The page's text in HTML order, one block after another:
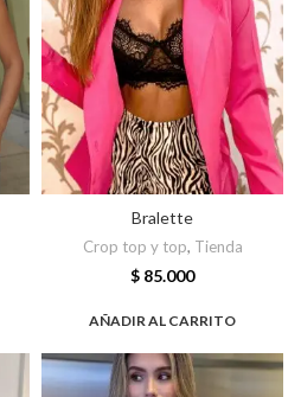
Bralette
Crop top y top, Tienda
$ 85.000
AÑADIR AL CARRITO